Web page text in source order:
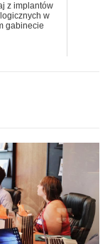
z implantów
w
gabinecie